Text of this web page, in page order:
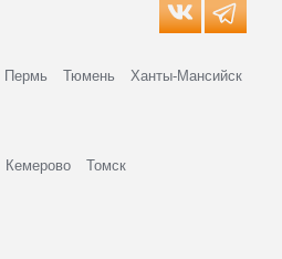
Пермь Тюмень Ханты-Мансийск
Кемерово Томск